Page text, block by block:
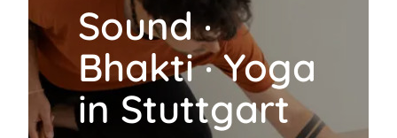
Sound ·
Bhakti· Yoga
in Stuttgart